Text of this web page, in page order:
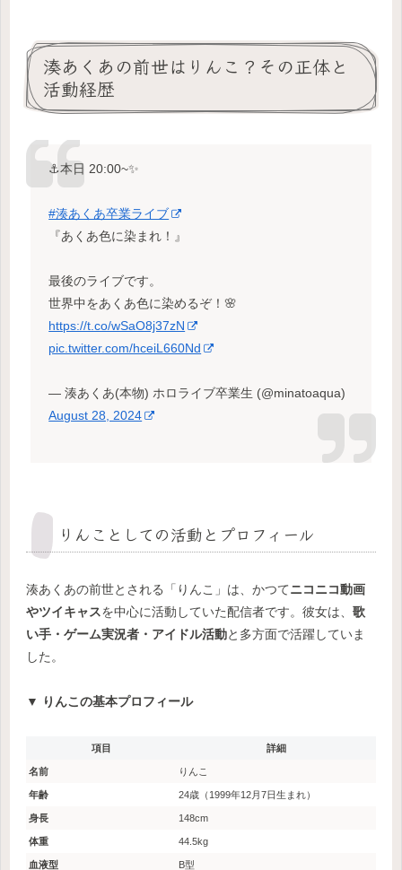
湊あくあの前世はりんこ？その正体と
活動経歴
⚓️本日 20:00~✨️
#湊あくあ卒業ライブ
『あくあ色に染まれ！』
最後のライブです。
世界中をあくあ色に染めるぞ！🌸
https://t.co/wSaO8j37zN
pic.twitter.com/hceiL660Nd
— 湊あくあ(本物) ホロライブ卒業生 (@minatoaqua)
August 28, 2024
りんことしての活動とプロフィール
湊あくあの前世とされる「りんこ」は、かつてニコニコ動画
やツイキャスを中心に活動していた配信者です。彼女は、 歌
い手・ゲーム実況者・アイドル活動と多方面で活躍していま
した。
▼ りんこの基本プロフィール
項目 詳細
名前 りんこ
年齢 24歳（1999年12月7日生まれ）
身長 148cm
体重 44.5kg
血液型 B型